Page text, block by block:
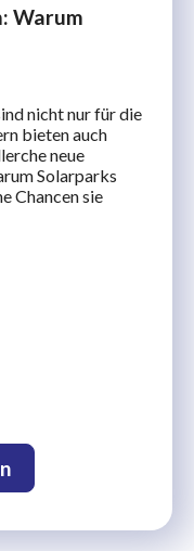
Warum
nicht nur für die
bieten auch
neue
Solarparks
Chancen sie